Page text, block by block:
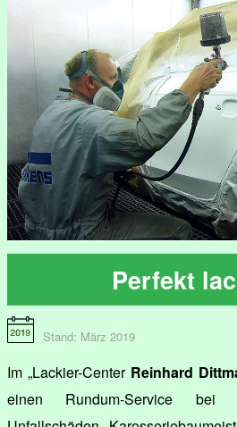
Perfekt
Stand: März 2019
Im „Lackier-Center Reinhard
einen Rundum-Service